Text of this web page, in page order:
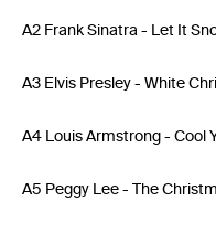
A2 Frank Sinatra - Let It
A3 Elvis Presley - White
A4 Louis Armstrong - Cool
A5 Peggy Lee - The